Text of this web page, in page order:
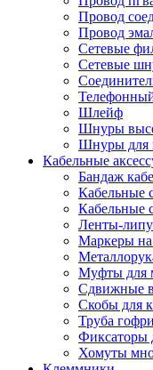
Провод
Провод
Сетевые
Сетевые
Шлейф
Шнуры
Шнуры для
Кабельные
Бандаж
Кабельные
Кабельные
Ленты-
Маркеры на
Муфты для
Сдвижные
Скобы для
Труба
Фиксаторы
Хомуты